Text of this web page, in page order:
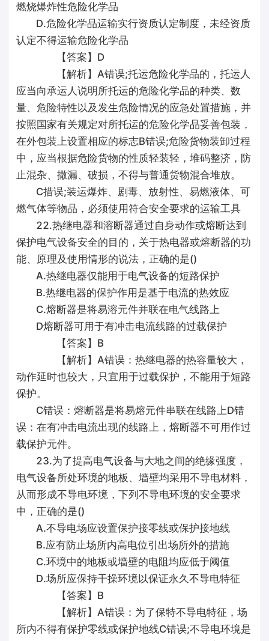
燃烧爆炸性危险化学品
D.危险化学品运输实行资质认定制度，未经资质
认定不得运输危险化学品
【答案】D
【解析】A错误;托运危险化学品的，托运人
应当向承运人说明所托运的危险化学品的种类、数
量、危险特性以及发生危险情况的应急处置措施，并
按照国家有关规定对所托运的危险化学品妥善包装，
在外包装上设置相应的标志B错误;危险货物装卸过程
中，应当根据危险货物的性质轻装轻，堆码整济，防
止混杂、撒漏、破损，不得与普通货物混合堆放。
C措误;装运爆炸、剧毒、放射性、易燃液体、可
燃气体等物品，必须使用符合安全要求的运输工具
22.热继电器和溶断器通过自身动作或熔断达到
保护电气设备安全的目的，关于热电器或熔断器的功
能、原理及使用情形的说法，正确的是()
A.热继电器仅能用于电气设备的短路保护
B.热继电器的保护作用是基于电流的热效应
C.熔断器是将易溶元件并联在电气线路上
D熔断器可用于有冲击电流线路的过载保护
【答案】B
【解析】A错误：热继电器的热容量较大，
动作延时也较大，只宜用于过载保护，不能用于短路
保护。
C错误：熔断器是将易熔元件串联在线路上D错
误：在有冲击电流出现的线路上，熔断器不可用作过
载保护元件。
23.为了提高电气设备与大地之间的绝缘强度，
电气设备所处环境的地板、墙壁均采用不导电材料，
从而形成不导电环境，下列不导电环境的安全要求
中，正确的是()
A.不导电场应设置保护接零线或保护接地线
B.应有防止场所内高电位引出场所外的措施
C.环境中的地板或墙壁的电阻均应低于阈值
D.场所应保持干操环境以保证永久不导电特征
【答案】B
【解析】A错误：为了保特不导电特征，场
所内不得有保护零线或保护地线C错误;不导电环境是